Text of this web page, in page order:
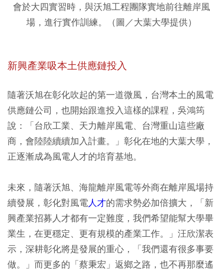
會於大四實習時，與沃旭工程團隊實地前往離岸風
場，進行實作訓練。（圖／大葉大學提供）
新興產業吸本土供應鏈投入
隨著沃旭在彰化吹起的第一道微風，台灣本土的風電
供應鏈公司，也開始跟進投入這樣的課程，吳鴻筠
說：「台欣工業、天力離岸風電、台灣重山這些廠
商，會陸陸續續加入計畫。」彰化在地的大葉大學，
正逐漸成為風電人才的培育基地。
未來，隨著沃旭、海龍離岸風電等外商在離岸風場持
續發展，彰化對風電人才的需求勢必加倍擴大，「新
興產業招募人才都有一定難度，我們希望能幫大學畢
業生，在更穩定、更有規模的產業工作。」汪欣潔表
示，深耕彰化將是發展的重心，「我們還有很多事要
做。」而更多的「蔡秉宏」返鄉之路，也不再那麼遙